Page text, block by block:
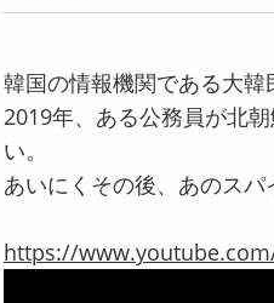
韓国の情報機関である大韓
2019年、ある公務員が北
い。
あいにくその後、あのスパ
https://